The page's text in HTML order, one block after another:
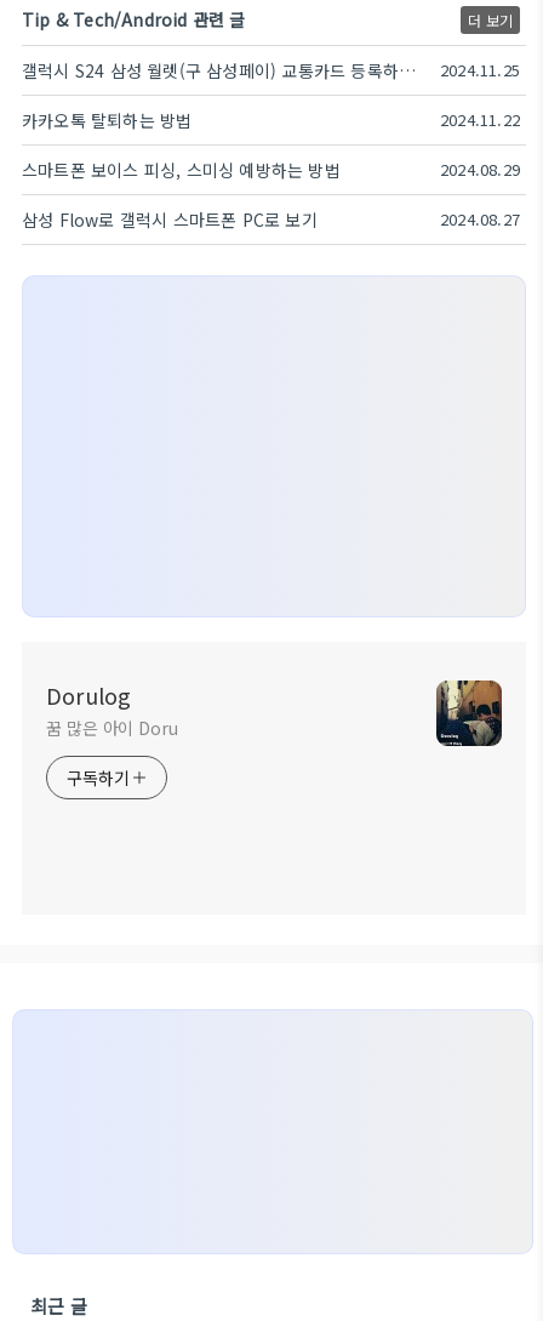
Tip & Tech/Android 관련 글 더 보기
갤럭시 S24 삼성 월렛(구 삼성페이) 교통카드 등록하는 방법 2024.11.25
카카오톡 탈퇴하는 방법 2024.11.22
스마트폰 보이스 피싱, 스미싱 예방하는 방법 2024.08.29
삼성 Flow로 갤럭시 스마트폰 PC로 보기 2024.08.27
Dorulog
꿈 많은 아이 Doru
구독하기
최근 글